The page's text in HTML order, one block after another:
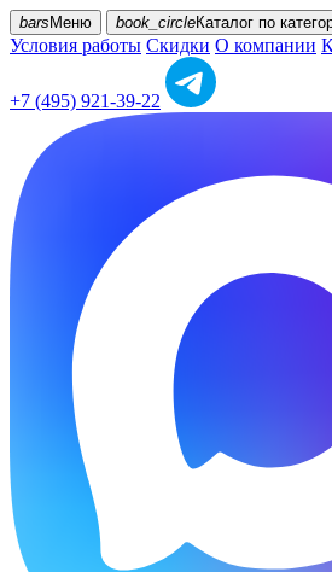
bars Меню book_circleКаталог по
Условия работы Скидки О компании
+7 (495) 921-39-22